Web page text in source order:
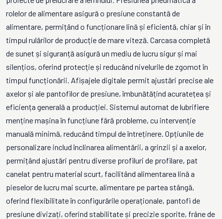
rolelor de alimentare asigură o presiune constantă de
alimentare, permițând o funcționare lină și eficientă, chiar și în
timpul rulărilor de producție de mare viteză. Carcasa completă
de sunet și siguranță asigură un mediu de lucru sigur și mai
silențios, oferind protecție și reducând nivelurile de zgomot în
timpul funcționării. Afișajele digitale permit ajustări precise ale
axelor și ale pantofilor de presiune, îmbunătățind acuratețea și
eficiența generală a producției. Sistemul automat de lubrifiere
menține mașina în funcțiune fără probleme, cu intervenție
manuală minimă, reducând timpul de întreținere. Opțiunile de
personalizare includ înclinarea alimentării, a grinzii și a axelor,
permițând ajustări pentru diverse profiluri de profilare, pat
canelat pentru material scurt, facilitând alimentarea lină a
pieselor de lucru mai scurte, alimentare pe partea stângă,
oferind flexibilitate în configurările operaționale, pantofi de
presiune divizați, oferind stabilitate și precizie sporite, frâne de